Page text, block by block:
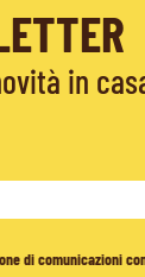
in
di comunicazioni